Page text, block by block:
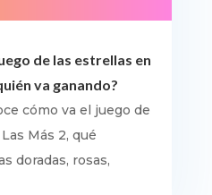
de las estrellas en
va ganando?
cómo va el juego de
Más 2, qué
doradas, rosas,